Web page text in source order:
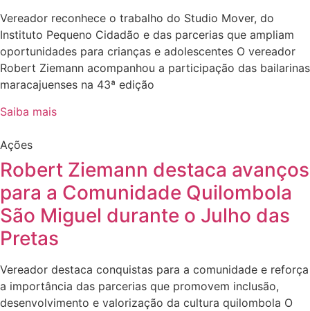
Vereador reconhece o trabalho do Studio Mover, do
Instituto Pequeno Cidadão e das parcerias que ampliam
oportunidades para crianças e adolescentes O vereador
Robert Ziemann acompanhou a participação das bailarinas
maracajuenses na 43ª edição
Saiba mais
Ações
Robert Ziemann destaca avanços
para a Comunidade Quilombola
São Miguel durante o Julho das
Pretas
Vereador destaca conquistas para a comunidade e reforça
a importância das parcerias que promovem inclusão,
desenvolvimento e valorização da cultura quilombola O